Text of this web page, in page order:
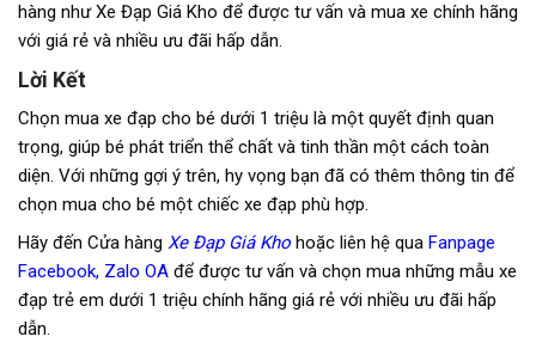
hàng như Xe Đạp Giá Kho để được tư vấn và mua xe chính hãng
với giá rẻ và nhiều ưu đãi hấp dẫn.
Lời Kết
Chọn mua xe đạp cho bé dưới 1 triệu là một quyết định quan
trọng, giúp bé phát triển thể chất và tinh thần một cách toàn
diện. Với những gợi ý trên, hy vọng bạn đã có thêm thông tin để
chọn mua cho bé một chiếc xe đạp phù hợp.
Hãy đến Cửa hàng Xe Đạp Giá Kho hoặc liên hệ qua Fanpage
Facebook, Zalo OA để được tư vấn và chọn mua những mẫu xe
đạp trẻ em dưới 1 triệu chính hãng giá rẻ với nhiều ưu đãi hấp
dẫn.